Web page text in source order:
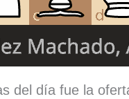
del día fue la